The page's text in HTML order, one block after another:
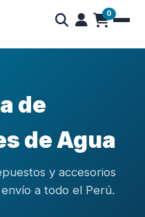
0
de
de Agua
y accesorios
a todo el Perú.